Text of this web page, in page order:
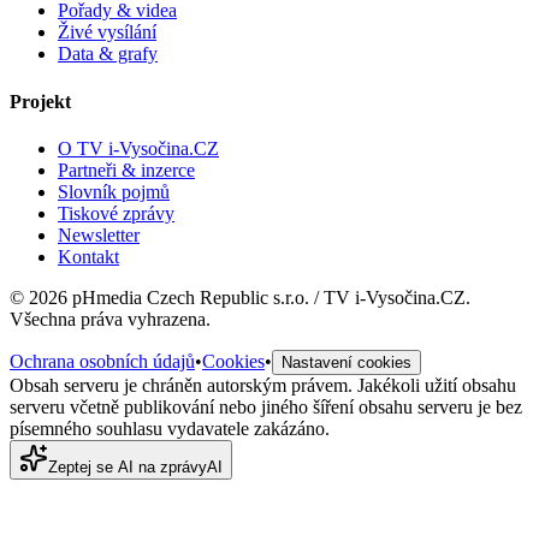
Pořady & videa
Živé vysílání
Data & grafy
Projekt
O TV i-Vysočina.CZ
Partneři & inzerce
Slovník pojmů
Tiskové zprávy
Newsletter
Kontakt
© 2026 pHmedia Czech Republic s.r.o. / TV i-Vysočina.CZ.
Všechna práva vyhrazena.
Ochrana osobních údajů•Cookies• Nastavení cookies
Obsah serveru je chráněn autorským právem. Jakékoli užití obsahu
serveru včetně publikování nebo jiného šíření obsahu serveru je bez
písemného souhlasu vydavatele zakázáno.
Zeptej se AI na zprávyAI